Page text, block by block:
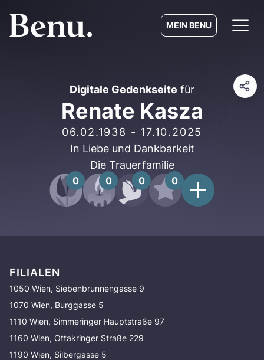
MEIN BENU
Digitale Gedenkseite für
Renate Kasza
06.02.1938 - 17.10.2025
In Liebe und Dankbarkeit
Die Trauerfamilie
0 0 0 0
FILIALEN
1050 Wien, Siebenbrunnengasse 9
1070 Wien, Burggasse 5
1110 Wien, Simmeringer Hauptstraße 97
1160 Wien, Ottakringer Straße 229
1190 Wien, Silbergasse 5